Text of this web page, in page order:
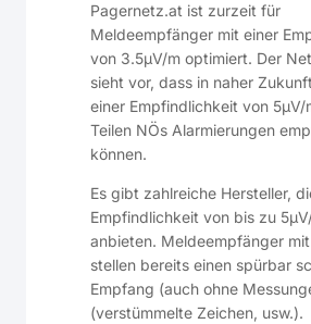
Pagernetz.at ist zurzeit für
Meldeempfänger mit einer
von 3.5µV/m optimiert. Der
sieht vor, dass in naher
einer Empfindlichkeit von 5µV/
Teilen NÖs Alarmierungen
können.
Es gibt zahlreiche Hersteller,
Empfindlichkeit von bis zu
anbieten. Meldeempfänger
stellen bereits einen spürbar
Empfang (auch ohne
(verstümmelte Zeichen, usw.).